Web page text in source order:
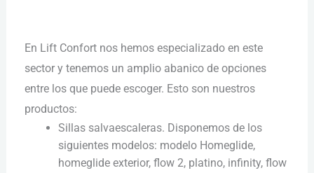
En Lift Confort nos hemos especializado en este
sector y tenemos un amplio abanico de opciones
entre los que puede escoger. Esto son nuestros
productos:
Sillas salvaescaleras. Disponemos de los
siguientes modelos: modelo Homeglide,
homeglide exterior, flow 2, platino, infinity, flow